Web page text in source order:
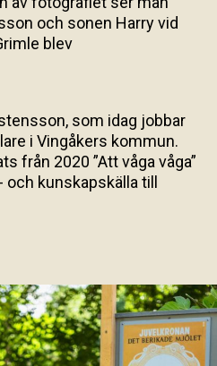
och sonen Harry vid
blev
som idag jobbar
i Vingåkers kommun.
från 2020 ”Att våga våga”
och kunskapskälla till